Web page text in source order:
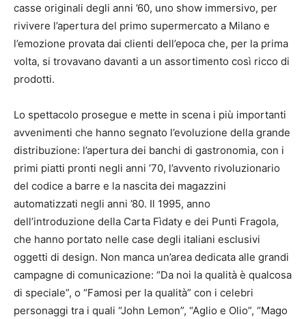
casse originali degli anni ’60, uno show immersivo, per
rivivere l’apertura del primo supermercato a Milano e
l’emozione provata dai clienti dell’epoca che, per la prima
volta, si trovavano davanti a un assortimento così ricco di
prodotti.
Lo spettacolo prosegue e mette in scena i più importanti
avvenimenti che hanno segnato l’evoluzione della grande
distribuzione: l’apertura dei banchi di gastronomia, con i
primi piatti pronti negli anni ’70, l’avvento rivoluzionario
del codice a barre e la nascita dei magazzini
automatizzati negli anni ’80. Il 1995, anno
dell’introduzione della Carta Fìdaty e dei Punti Fragola,
che hanno portato nelle case degli italiani esclusivi
oggetti di design. Non manca un’area dedicata alle grandi
campagne di comunicazione: “Da noi la qualità è qualcosa
di speciale”, o “Famosi per la qualità” con i celebri
personaggi tra i quali “John Lemon”, “Aglio e Olio”, “Mago